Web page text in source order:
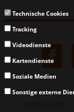
Technische Cookies
Tracking
Videodienste
Kartendienste
Soziale Medien
Sonstige externe